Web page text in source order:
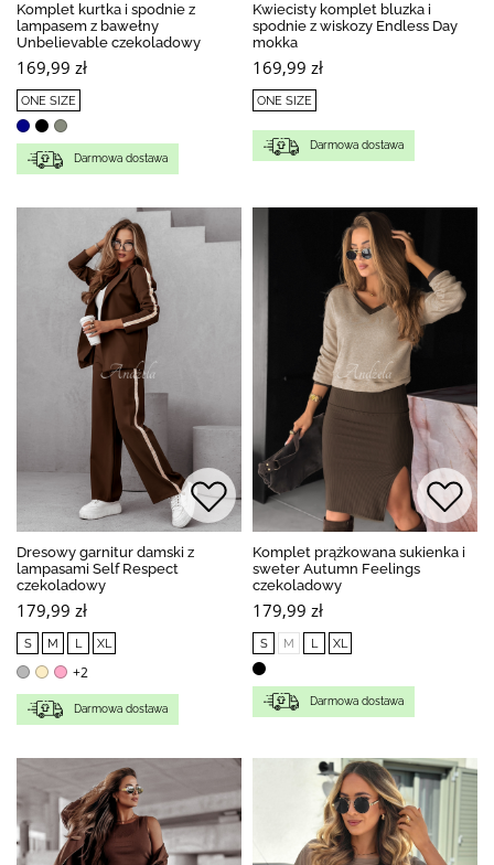
Komplet kurtka i spodnie z
lampasem z bawełny
Unbelievable czekoladowy
169,99 zł
ONE SIZE
Darmowa dostawa
Kwiecisty komplet bluzka i
spodnie z wiskozy Endless Day
mokka
169,99 zł
ONE SIZE
Darmowa dostawa
Dresowy garnitur damski z
lampasami Self Respect
czekoladowy
179,99 zł
S M L XL
+2
Darmowa dostawa
Komplet prążkowana sukienka i
sweter Autumn Feelings
czekoladowy
179,99 zł
S M L XL
Darmowa dostawa